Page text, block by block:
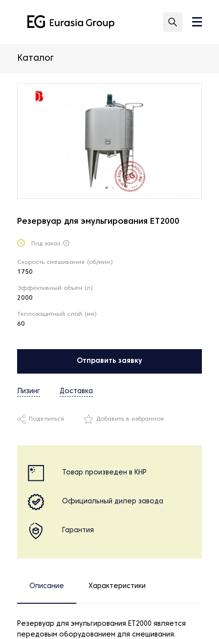
Каталог
Резервуар для эмульгирования ET2000
Под заказ
Скорость смешивания (об/мин)
1750
Эффективный объём (л)
2000
Теплозащитный слой (мм)
60
Отправить заявку
Лизинг Доставка
Поделиться Добавить в избранное
Товар произведен в КНР
Официальный дилер завода
Гарантия
Описание Характеристики
Резервуар для эмульгирования ET2000 является
передовым оборудованием для смешивания.